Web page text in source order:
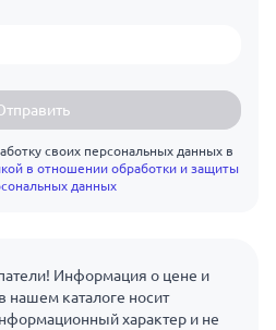
своих персональных данных в
в отношении обработки и защиты
данных
Информация о цене и
нашем каталоге носит
характер и не